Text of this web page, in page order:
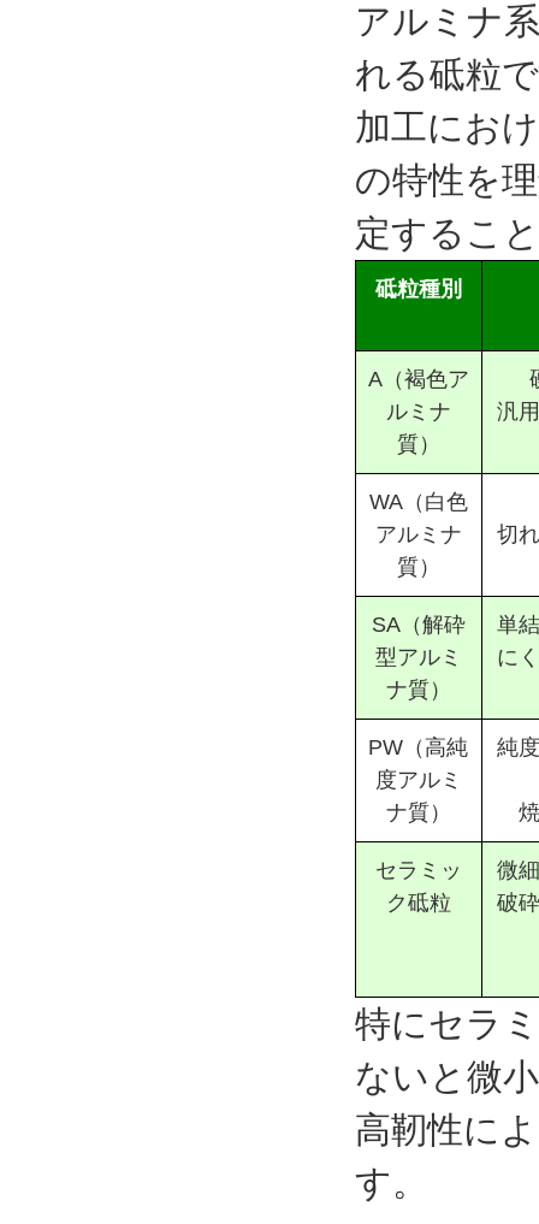
アルミナ
れる砥粒
加工にお
の特性を
定するこ
砥粒種別
A（褐色ア
ルミナ
質）
汎
WA（白色
アルミナ
質）
切
SA（解砕
型アルミ
ナ質）
単
に
PW（高純
度アルミ
ナ質）
純
セラミッ
ク砥粒
微
破
特にセラ
ないと微
高靭性に
す。